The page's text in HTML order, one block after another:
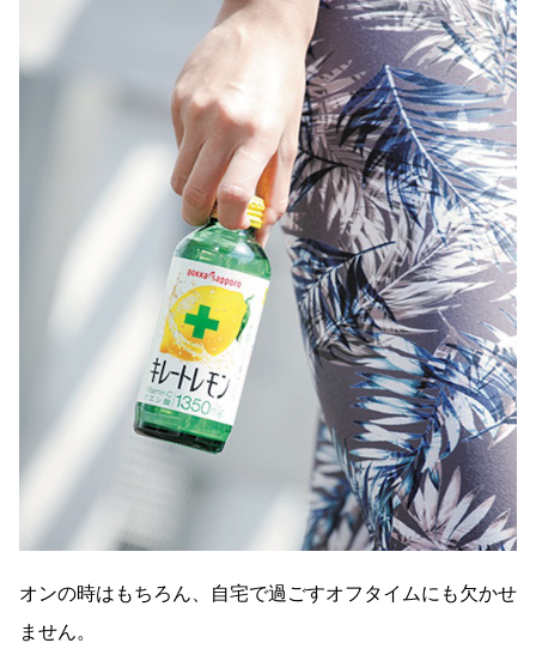
オンの時はもちろん、自宅で過ごすオフタイムにも欠かせ
ません。